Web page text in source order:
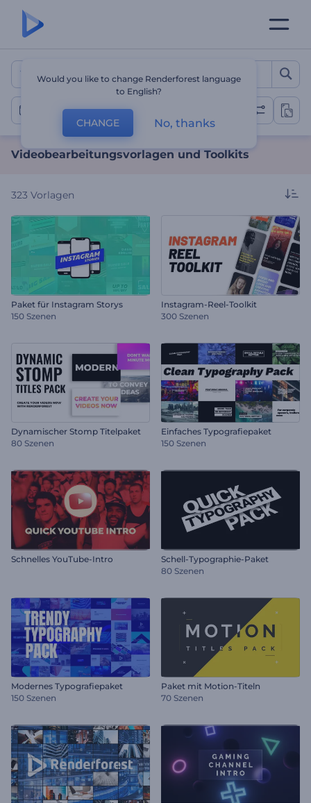
Video-Bearbeitung
Videobearbeitungsvorlagen und Toolkits
323 Vorlagen
Paket für Instagram Storys
150 Szenen
Instagram-Reel-Toolkit
300 Szenen
Dynamischer Stomp Titelpaket
80 Szenen
Einfaches Typografiepaket
150 Szenen
Schnelles YouTube-Intro
Schell-Typographie-Paket
80 Szenen
Modernes Typografiepaket
150 Szenen
Paket mit Motion-Titeln
70 Szenen
Would you like to change Renderforest language
to English?
CHANGE No, thanks